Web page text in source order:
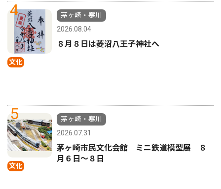
4
文化
茅ヶ崎・寒川
2026.08.04
８月８日は菱沼八王子神社へ
5
文化
茅ヶ崎・寒川
2026.07.31
茅ヶ崎市民文化会館 ミニ鉄道模型展 ８
月６日〜８日